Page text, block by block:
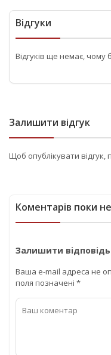
Відгуки
Відгуків ще немає,
Залишити відгук
Щоб опублікувати відгук,
Коментарів поки
Залишити відповідь
Ваша e-mail адреса не
поля позначені *